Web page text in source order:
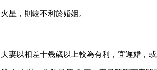
星，則較不利於婚姻。
以相差十幾歲以上較為有利，宜遲婚，